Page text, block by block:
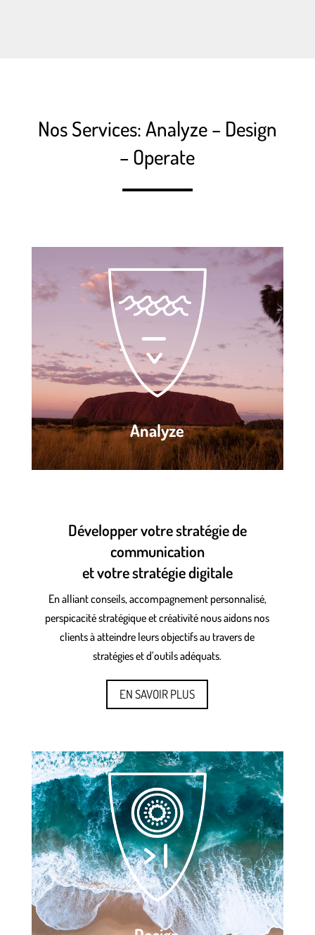
Nos Services: Analyze – Design
– Operate
Analyze
Développer votre stratégie de
communication
et votre stratégie digitale
En alliant conseils, accompagnement personnalisé,
perspicacité stratégique et créativité nous aidons nos
clients à atteindre leurs objectifs au travers de
stratégies et d’outils adéquats.
EN SAVOIR PLUS